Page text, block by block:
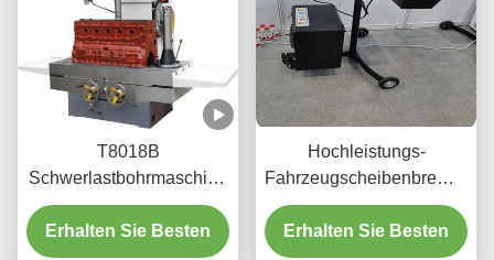
T8018B
Schwerlastbohrmaschine
3.3/4kw mit einfach zu
bedienender Schnittstelle
Erhalten Sie Besten
Hochleistungs-
220v/110v für die
Werkstatt T2009
Erhalten Sie Besten